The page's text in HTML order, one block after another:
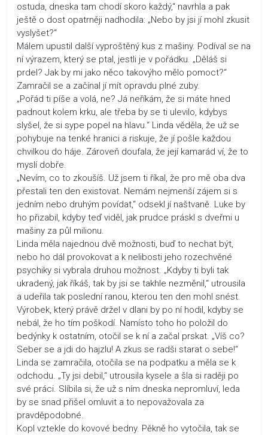
ostuda, dneska tam chodí skoro každý,“ navrhla a pak
ještě o dost opatrněji nadhodila: „Nebo by jsi jí mohl zkusit
vyslyšet?“
Málem upustil další vyproštěný kus z mašiny. Podíval se na
ní výrazem, který se ptal, jestli je v pořádku. „Děláš si
prdel? Jak by mi jako něco takovýho mělo pomoct?“
Zamračil se a začínal jí mít opravdu plné zuby.
„Pořád ti píše a volá, ne? Já neříkám, že si máte hned
padnout kolem krku, ale třeba by se ti ulevilo, kdybys
slyšel, že si sype popel na hlavu.“ Linda věděla, že už se
pohybuje na tenké hranici a riskuje, že jí pošle každou
chvilkou do háje. Zároveň doufala, že její kamarád ví, že to
myslí dobře.
„Nevím, co to zkoušíš. Už jsem ti říkal, že pro mě oba dva
přestali ten den existovat. Nemám nejmenší zájem si s
jedním nebo druhým povídat,“ odsekl jí naštvaně. Luke by
ho přizabil, kdyby teď viděl, jak prudce práskl s dveřmi u
mašiny za půl milionu.
Linda měla najednou dvě možnosti, buď to nechat být,
nebo ho dál provokovat a k nelibosti jeho rozechvěné
psychiky si vybrala druhou možnost. „Kdyby ti byli tak
ukradený, jak říkáš, tak by jsi se takhle nezměnil,“ utrousila
a udeřila tak poslední ranou, kterou ten den mohl snést.
Výrobek, který právě držel v dlani by po ní hodil, kdyby se
nebál, že ho tím poškodí. Namísto toho ho položil do
bedýnky k ostatním, otočil se k ní a začal prskat. „Víš co?
Seber se a jdi do hajzlu! A zkus se radši starat o sebe!“
Linda se zamračila, otočila se na podpatku a měla se k
odchodu. „Ty jsi debil,“ utrousila kysele a šla si raději po
své práci. Slíbila si, že už s ním dneska nepromluví, leda
by se snad přišel omluvit a to nepovažovala za
pravděpodobné.
Kopl vztekle do kovové bedny. Pěkně ho vytočila, tak se